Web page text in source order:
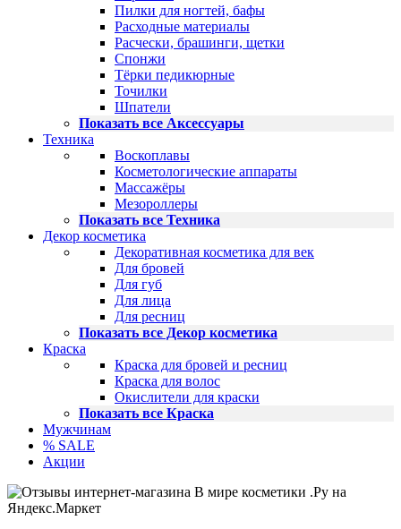
Пилки для ногтей, бафы
Расходные материалы
Расчески, брашинги, щетки
Спонжи
Тёрки педикюрные
Точилки
Шпатели
Показать все Аксессуары
Техника
Воскоплавы
Косметологические аппараты
Массажёры
Мезороллеры
Показать все Техника
Декор косметика
Декоративная косметика для век
Для бровей
Для губ
Для лица
Для ресниц
Показать все Декор косметика
Краска
Краска для бровей и ресниц
Краска для волос
Окислители для краски
Показать все Краска
Мужчинам
% SALE
Акции